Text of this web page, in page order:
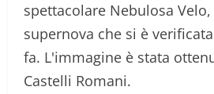
spettacolare Nebulosa
supernova che si è
fa. L'immagine è stata
Castelli Romani.